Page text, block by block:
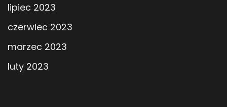
lipiec 2023
czerwiec 2023
marzec 2023
luty 2023